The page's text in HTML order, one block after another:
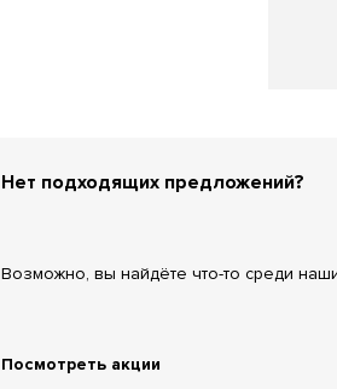
Нет подходящих предложений?
Возможно, вы найдёте что-то среди
Посмотреть акции